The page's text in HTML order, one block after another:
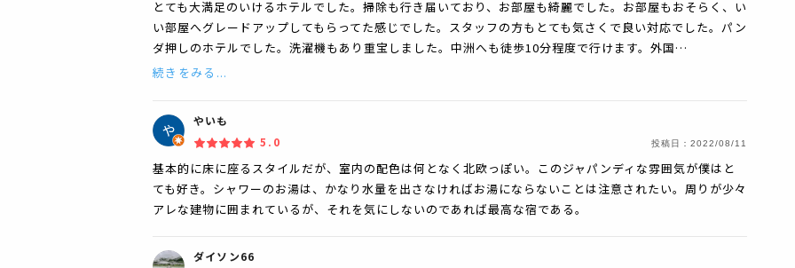
とても大満足のいけるホテルでした。掃除も行き届いており、お部屋も綺麗でした。お部屋もおそらく、い
い部屋へグレードアップしてもらってた感じでした。スタッフの方もとても気さくで良い対応でした。パン
ダ押しのホテルでした。洗濯機もあり重宝しました。中洲へも徒歩10分程度で行けます。外国…
続きをみる...
やいも
5.0
投稿日： 2022/08/11
基本的に床に座るスタイルだが、室内の配色は何となく北欧っぽい。このジャパンディな雰囲気が僕はと
ても好き。シャワーのお湯は、かなり水量を出さなければお湯にならないことは注意されたい。周りが少々
アレな建物に囲まれているが、それを気にしないのであれば最高な宿である。
ダイソン66